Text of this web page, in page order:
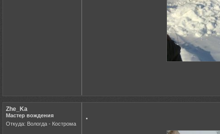
Zhe_Ka
Мастер вождения
Откуда: Вологда - Кострома
.